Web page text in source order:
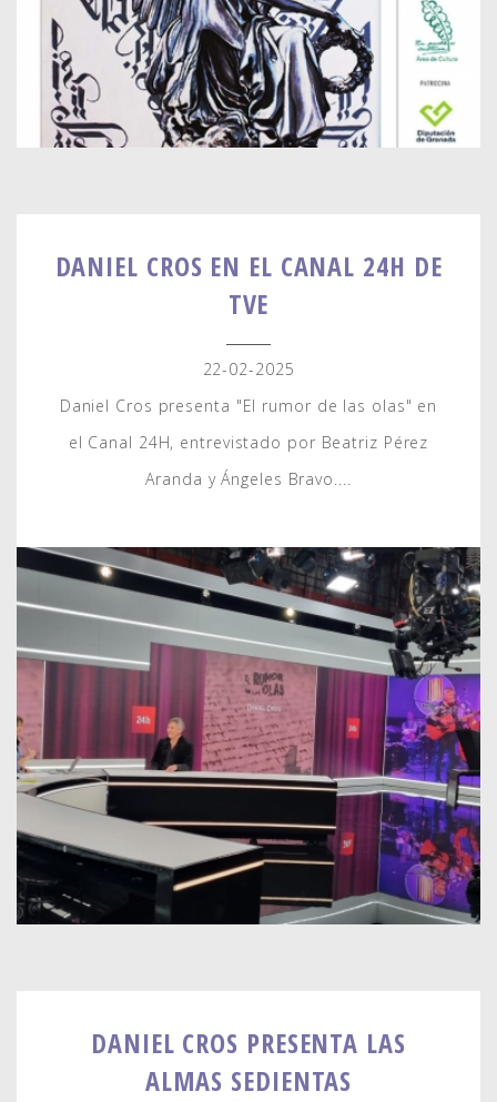
DANIEL CROS EN EL CANAL 24H DE
TVE
22-02-2025
Daniel Cros presenta "El rumor de las olas" en
el Canal 24H, entrevistado por Beatriz Pérez
Aranda y Ángeles Bravo....
DANIEL CROS PRESENTA LAS
ALMAS SEDIENTAS